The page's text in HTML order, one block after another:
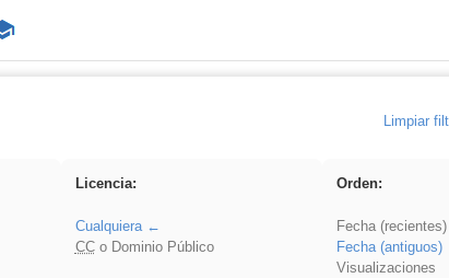
Limpiar
Licencia:
Cualquiera
CCo Dominio Público
Orden:
Fecha (recientes)
Fecha (antiguos)
Visualizaciones